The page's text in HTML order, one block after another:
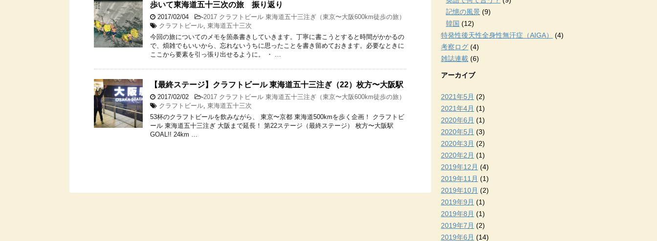
歩いて東海道五十三次の旅 振り返り
2017/02/04 -2017 クラフトビール 東海道五十三注ぎ（東京〜大阪600km徒歩の旅）
クラフトビール, 東海道五十三次
今回の旅についてのメモを箇条書きしていきます。丁寧に書こうとすると時間がかかるの
で、煩雑でもいいから、忘れないうちに思ったことを書き留めておきます。必要なときに
ここから要素を引っ張り出せるように。 ・ …
【最終ステージ】クラフトビール 東海道五十三注ぎ（22）枚方〜大阪駅
2017/02/02 -2017 クラフトビール 東海道五十三注ぎ（東京〜大阪600km徒歩の旅）
クラフトビール, 東海道五十三次
53杯のクラフトビールを飲みながら、 東京〜京都 東海道500kmを歩く企画！ クラフトビ
ール 東海道五十三注ぎ 大阪まで延長！ 第22ステージ（最終ステージ） 枚方〜大阪駅
GOAL!! 24km …
記憶の風景 (9)
韓国 (12)
特発性後天性全身性無汗症（AIGA）
(4)
考察ログ (4)
雑誌連載 (6)
アーカイブ
2021年5月 (2)
2021年4月 (1)
2020年6月 (1)
2020年5月 (3)
2020年3月 (2)
2020年2月 (1)
2019年12月 (4)
2019年11月 (1)
2019年10月 (2)
2019年9月 (1)
2019年8月 (1)
2019年7月 (2)
2019年6月 (14)